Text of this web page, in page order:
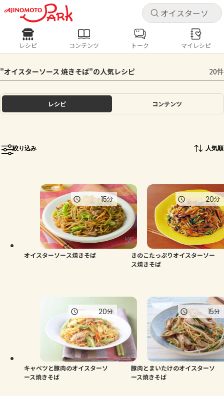
キャ
ログインするとレシピを保存できます
ログイン
ホーム
トーク
よくあるお問い合わせ
お買い物
キャ
レシピ コンテンツ
人気の食材・レシピ
きゅうり なす トマト とうもろこし
ピーマン
レシピ コンテンツ トーク マイレシピ
"オイスターソース 焼きそば"の人気レシピ 20件
レシピ コンテンツ
絞り込み 人気順
オイスターソース焼きそば
15分
きのこたっぷりオイスターソー
ス焼きそば
20分
キャベツと豚肉のオイスターソ
ース焼きそば
20分
豚肉とまいたけのオイスターソ
ース焼きそば
15分